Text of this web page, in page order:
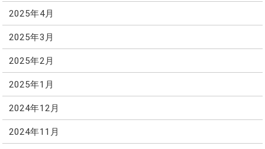
2025年4月
2025年3月
2025年2月
2025年1月
2024年12月
2024年11月